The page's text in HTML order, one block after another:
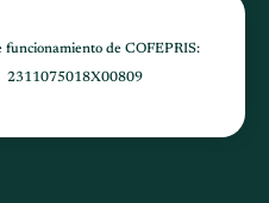
funcionamiento de COFEPRIS:
2311075018X00809